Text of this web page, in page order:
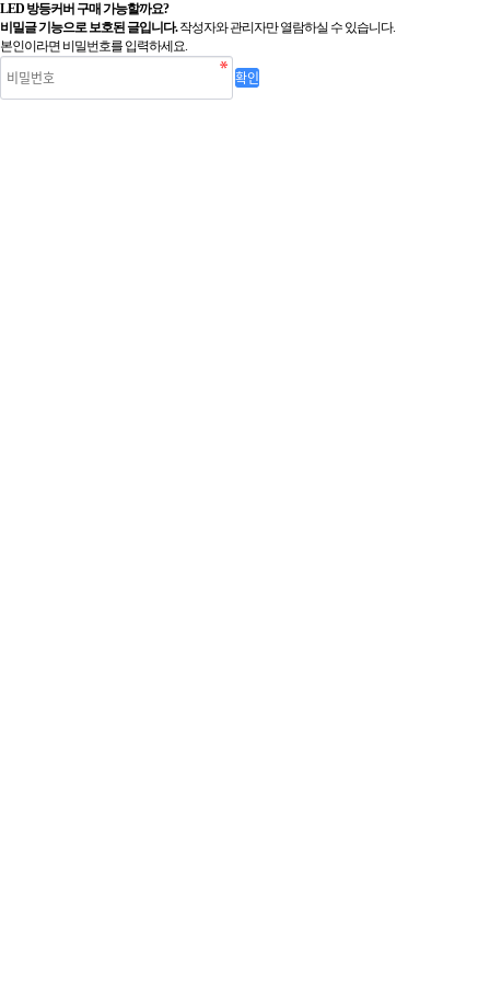
LED 방등커버 구매 가능할까요?
비밀글 기능으로 보호된 글입니다.작성자와 관리자만 열람하실 수 있습니다.
본인이라면 비밀번호를 입력하세요.